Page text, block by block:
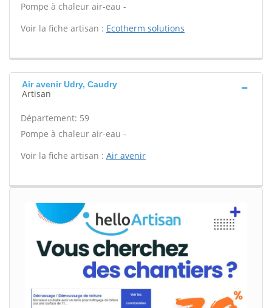
Pompe à chaleur air-eau -
Voir la fiche artisan : Ecotherm solutions
Air avenir Udry, Caudry
Artisan
Département: 59
Pompe à chaleur air-eau -
Voir la fiche artisan : Air avenir